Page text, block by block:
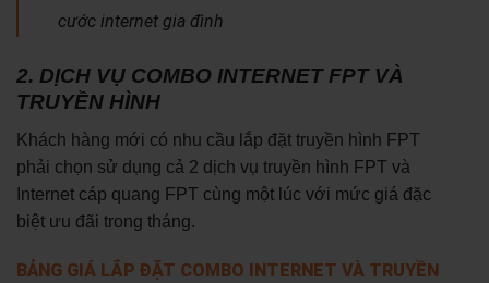
cước internet gia đình
2. DỊCH VỤ COMBO INTERNET FPT VÀ
TRUYỀN HÌNH
Khách hàng mới có nhu cầu lắp đặt truyền hình FPT
phải chọn sử dụng cả 2 dịch vụ truyền hình FPT và
Internet cáp quang FPT cùng một lúc với mức giá đặc
biệt ưu đãi trong tháng.
BẢNG GIÁ LẮP ĐẶT COMBO INTERNET VÀ TRUYỀN